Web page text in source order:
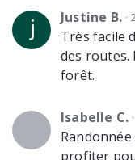
Justine B.
Très facile
des routes.
forêt.
Isabelle C.
profiter